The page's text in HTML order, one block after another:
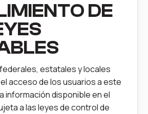
DE
estatales y locales
acceso de los usuarios a este
información disponible en el
a las leyes de control de